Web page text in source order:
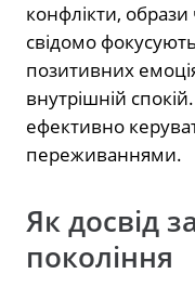
конфлікти,
свідомо
позитивних
внутрішній
ефективно
переживаннями.
Як досвід
покоління